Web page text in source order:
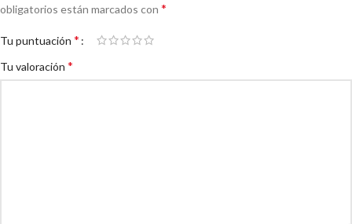
obligatorios están marcados con *
Tu puntuación *
Tu valoración *